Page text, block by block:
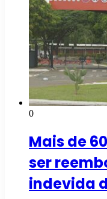
0
Mais de
ser
indevida